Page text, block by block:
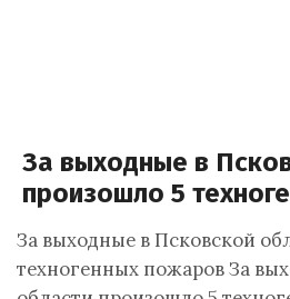
За выходные в
произошло 5
За выходные в Псковской
техногенных пожаров За